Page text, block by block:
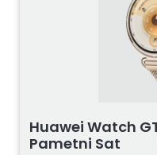
Huawei Watch
Pametni Sat